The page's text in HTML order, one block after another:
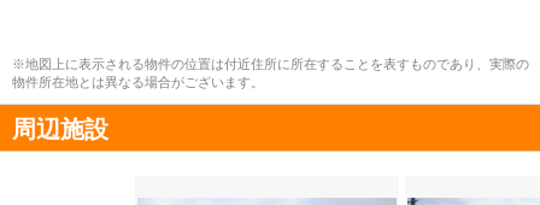
※地図上に表示される物件の位置は付近住所に所在することを表すものであり、実際の
物件所在地とは異なる場合がございます。
周辺施設